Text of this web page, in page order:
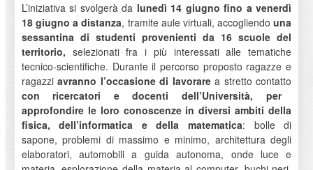
L’iniziativa si svolgerà da lunedì 14 giugno fino a venerdì
18 giugno a distanza, tramite aule virtuali, accogliendouna
sessantina di studenti provenienti da 16 scuole del
territorio, selezionati fra i più interessati alle tematiche
tecnico-scientifiche. Durante il percorso proposto ragazze e
ragazziavranno l’occasione di lavorarea stretto contatto
con ricercatori e docenti dell’Università, per
approfondire le loro conoscenze in diversi ambiti della
fisica, dell’informatica e della matematica: bolle di
sapone, problemi di massimo e minimo, architettura degli
elaboratori, automobili a guida autonoma, onde luce e